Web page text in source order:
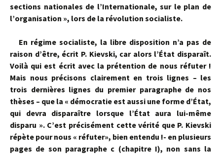
sections nationales de l’Internationale, sur le plan de
l’organisation », lors de la révolution socialiste.
En régime socialiste, la libre disposition n’a pas de
raison d’être, écrit P. Kievski, car alors l’État disparaît.
Voilà qui est écrit avec la prétention de nous réfuter !
Mais nous précisons clairement en trois lignes – les
trois der­nières lignes du premier paragraphe de nos
thèses – que la « démocratie est aussi une forme d’État,
qui devra disparaître lorsque l’État aura lui-même
disparu ». C’est précisément cette vérité que P. Kievski
répète pour nous « réfuter», bien entendu !- en plusieurs
pages de son para­graphe c (chapitre I), non sans la